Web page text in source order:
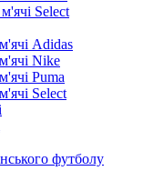
Select
Adidas
Nike
Puma
Select
футболу